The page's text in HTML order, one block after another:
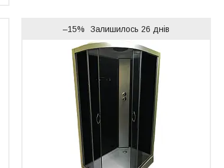
–15% Залишилось 26 днів